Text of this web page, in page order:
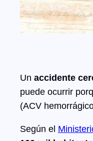
Un accidente
puede ocurrir
(ACV
Según el